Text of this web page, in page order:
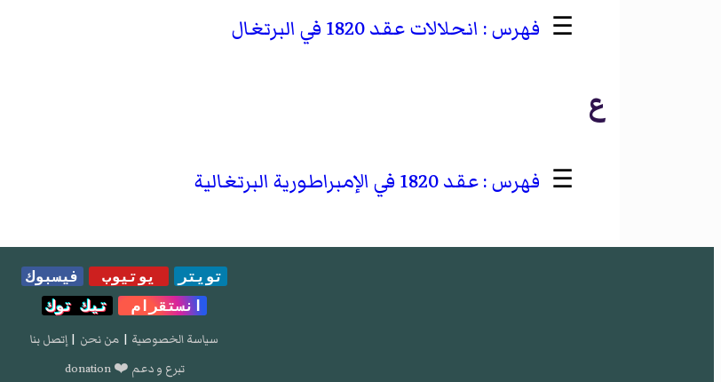
☰ انحلالات عقد 1820 في البرتغال
ع
☰ عقد 1820 في الإمبراطورية البرتغالية
تويتر يوتيوب
فيسبوك
انستقرام
تيك توك
سياسة الخصوصية | من نحن | إتصل بنا
تبرع و دعم ❤️ donation